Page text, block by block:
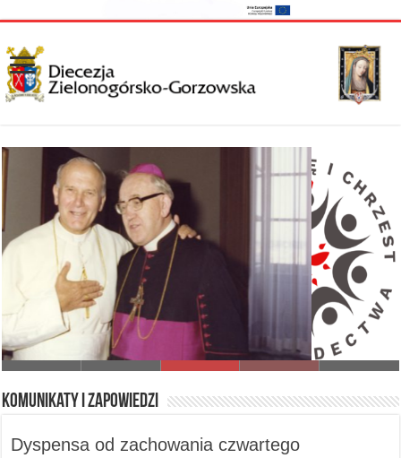
I Synod Diecezji Zielonogórsko-Gorzowskiej
Komunikaty i zapowiedzi
Dyspensa od zachowania czwartego